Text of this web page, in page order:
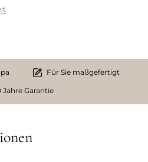
Für Sie maßgefertigt
Jahre Garantie